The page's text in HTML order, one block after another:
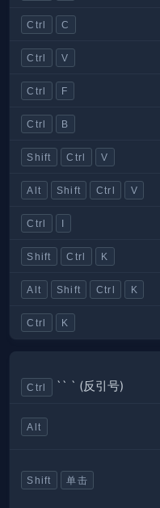
Ctrl C
Ctrl V
Ctrl F
Ctrl B
Shift Ctrl V
Alt Shift Ctrl V
Ctrl I
Shift Ctrl K
Alt Shift Ctrl K
Ctrl K
Ctrl `` ` (反引号)
Alt
Shift 单击